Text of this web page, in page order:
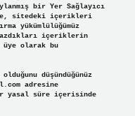
bir Yer Sağlayıcı
sitedeki içerikleri
yükümlülüğümüz
içeriklerin
üye olarak bu
düşündüğünüz
adresine
süre içerisinde